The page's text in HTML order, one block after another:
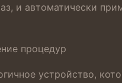
и автоматически
процедур
устройство,